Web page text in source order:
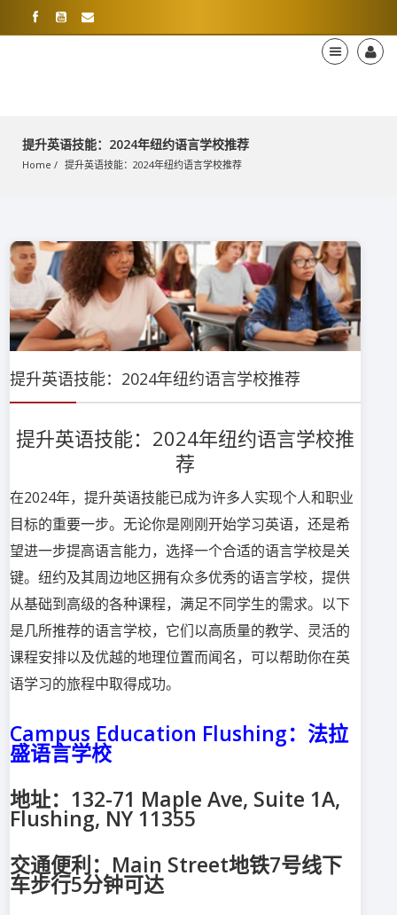
提升英语技能：2024年纽约语言学校推荐
Home 提升英语技能：2024年纽约语言学校推荐
提升英语技能：2024年纽约语言学校推荐
提升英语技能：2024年纽约语言学校推
荐
在2024年，提升英语技能已成为许多人实现个人和职业
目标的重要一步。无论你是刚刚开始学习英语，还是希
望进一步提高语言能力，选择一个合适的语言学校是关
键。纽约及其周边地区拥有众多优秀的语言学校，提供
从基础到高级的各种课程，满足不同学生的需求。以下
是几所推荐的语言学校，它们以高质量的教学、灵活的
课程安排以及优越的地理位置而闻名，可以帮助你在英
语学习的旅程中取得成功。
Campus Education Flushing：法拉
盛语言学校
地址：132-71 Maple Ave, Suite 1A,
Flushing, NY 11355
交通便利：Main Street地铁7号线下
车步行5分钟可达